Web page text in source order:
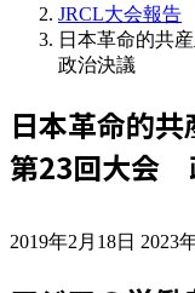
JRCL大会報告
日本革命的共
政治決議
日本革命的共
第23回大会
2019年2月18日 終
2023